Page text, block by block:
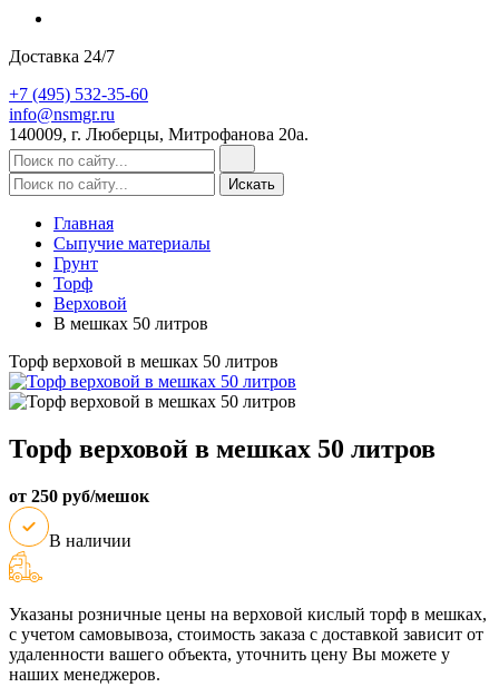
Доставка 24/7
+7 (495) 532-35-60
info@nsmgr.ru
140009, г. Люберцы, Митрофанова 20а.
Главная
Сыпучие материалы
Грунт
Торф
Верховой
В мешках 50 литров
Торф верховой в мешках 50 литров
Торф верховой в мешках 50 литров
от 250 руб/мешок
В наличии
Указаны розничные цены на верховой кислый торф в мешках,
с учетом самовывоза, стоимость заказа с доставкой зависит от
удаленности вашего объекта, уточнить цену Вы можете у
наших менеджеров.